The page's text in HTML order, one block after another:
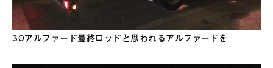
30アルファード最終ロッドと思われるアルファードを